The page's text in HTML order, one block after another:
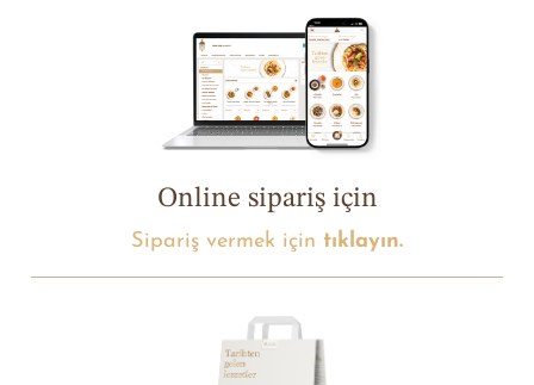
Online sipariş için
Sipariş vermek için tıklayın.